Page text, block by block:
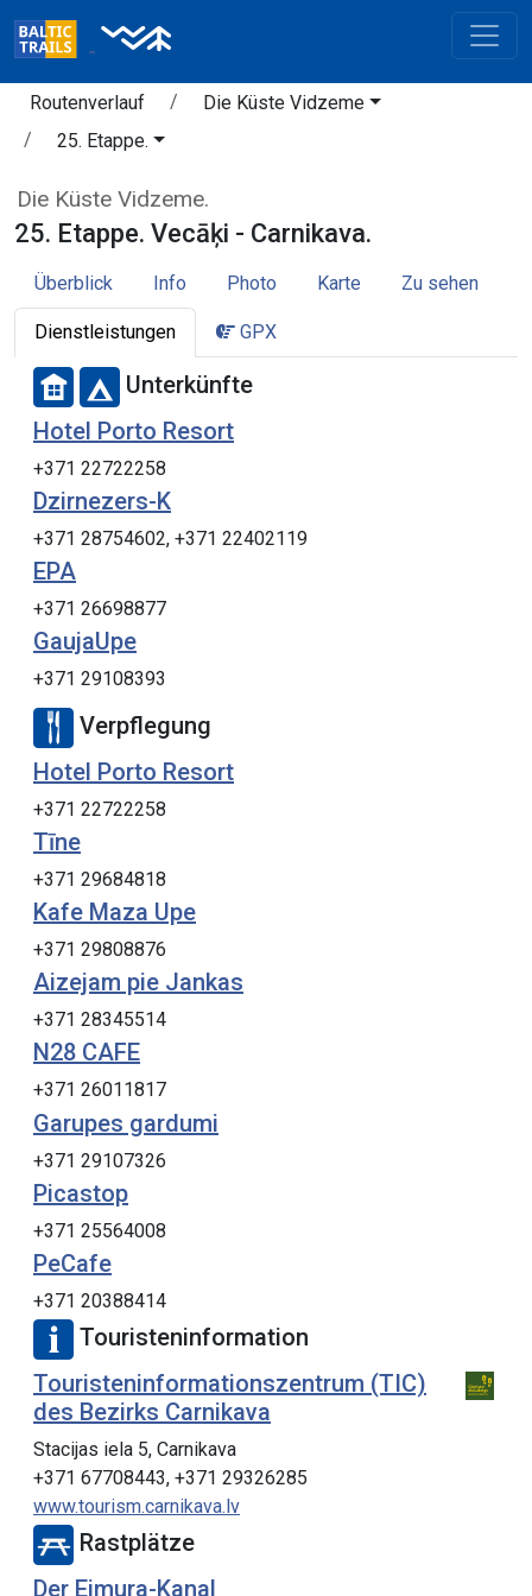
Routenverlauf
Die Küste Vidzeme
25. Etappe.
Die Küste Vidzeme.
25. Etappe. Vecāķi - Carnikava.
Überblick Info Photo Karte Zu sehen
Dienstleistungen GPX
Unterkünfte
Hotel Porto Resort
+371 22722258
Dzirnezers-K
+371 28754602, +371 22402119
EPA
+371 26698877
GaujaUpe
+371 29108393
Verpflegung
Hotel Porto Resort
+371 22722258
Tīne
+371 29684818
Kafe Maza Upe
+371 29808876
Aizejam pie Jankas
+371 28345514
N28 CAFE
+371 26011817
Garupes gardumi
+371 29107326
Picastop
+371 25564008
PeCafe
+371 20388414
Touristeninformation
Touristeninformationszentrum (TIC)
des Bezirks Carnikava
Stacijas iela 5, Carnikava
+371 67708443, +371 29326285
www.tourism.carnikava.lv
Rastplätze
Der Eimura-Kanal